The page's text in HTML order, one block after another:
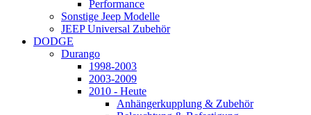
Performance
Sonstige Jeep Modelle
JEEP Universal Zubehör
DODGE
Durango
1998-2003
2003-2009
2010 - Heute
Anhängerkupplung & Zubehör